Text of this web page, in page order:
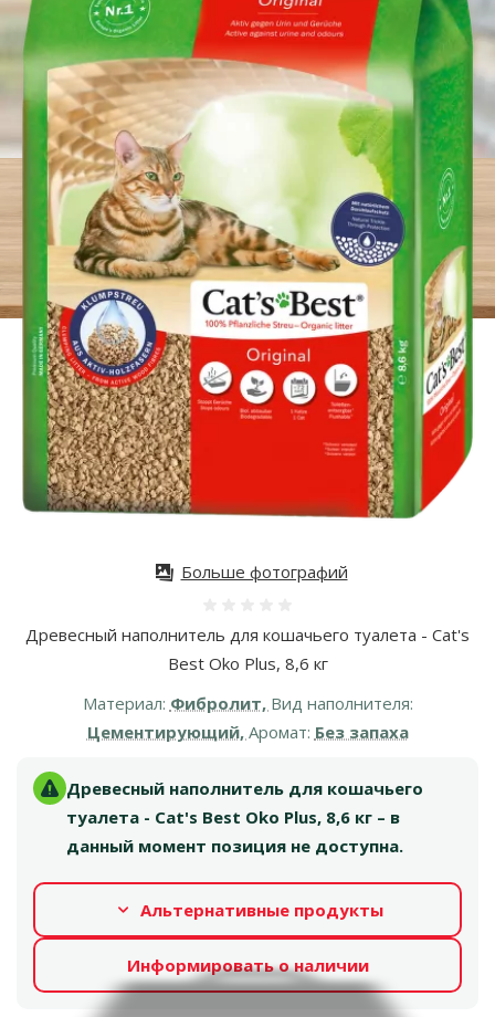
Древесный наполнитель для кошачьего туалета - Cat's
Best Oko Plus, 8,6 кг
Материал: Фибролит, Вид наполнителя:
Цементирующий, Аромат: Без запаха
Древесный наполнитель для кошачьего
туалета - Cat's Best Oko Plus, 8,6 кг – в
данный момент позиция не доступна.
Альтернативные продукты
Информировать о наличии
Больше фотографий